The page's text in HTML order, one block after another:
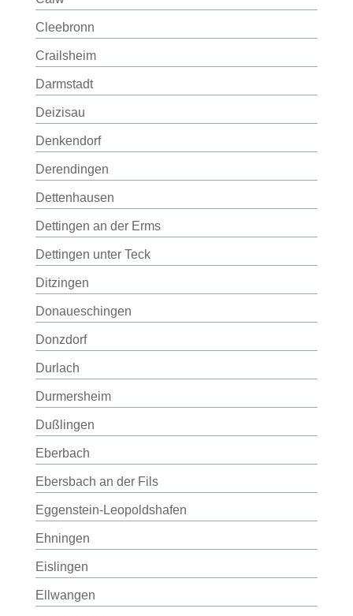
Cleebronn
Crailsheim
Darmstadt
Deizisau
Denkendorf
Derendingen
Dettenhausen
Dettingen an der Erms
Dettingen unter Teck
Ditzingen
Donaueschingen
Donzdorf
Durlach
Durmersheim
Dußlingen
Eberbach
Ebersbach an der Fils
Eggenstein-Leopoldshafen
Ehningen
Eislingen
Ellwangen